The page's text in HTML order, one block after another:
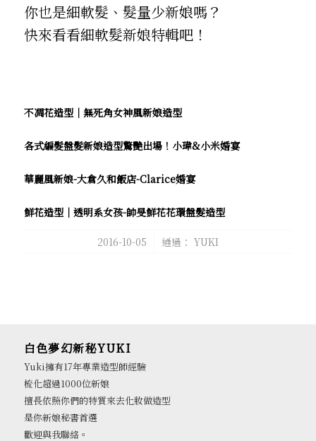
你也是細軟髮、髮量少新娘嗎？
快來看看細軟髮新娘特輯吧！
不凋花造型｜無死角女神風新娘造型
各式編髮盤髮新娘造型驚艷出場！小瑋&小米婚宴
華麗風新娘-大倉久和飯店-Clarice婚宴
鮮花造型｜透明系女孩-帥旻鮮花花環盤髮造型
2016-10-05
/ 通過： YUKI
白色夢幻新秘YUKI
Yuki擁有17年專業造型師經驗
梳化超過1000位新娘
擅長依照你們的特質來去化妝做造型
是你新娘秘書首選
歡迎與我聯絡。